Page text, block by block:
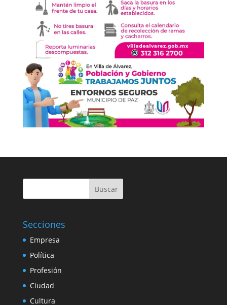
Buscar
Secciones
Empresa
Política
Profesión
Ciudad
Cultura